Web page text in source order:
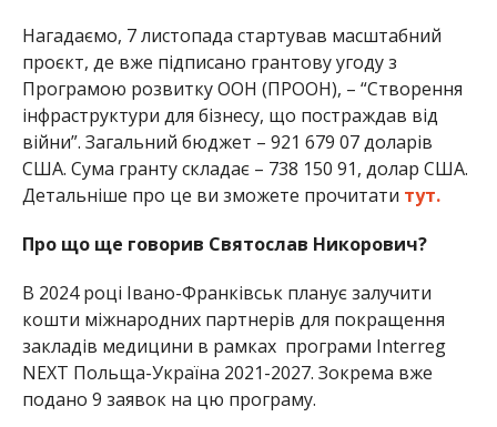
Нагадаємо, 7 листопада стартував масштабний
проєкт, де вже підписано грантову угоду з
Програмою розвитку ООН (ПРООН), – “Створення
інфраструктури для бізнесу, що постраждав від
війни”. Загальний бюджет – 921 679 07 доларів
США. Сума гранту складає – 738 150 91, долар США.
Детальніше про це ви зможете прочитати тут.
Про що ще говорив Святослав Никорович?
В 2024 році Івано-Франківськ планує залучити
кошти міжнародних партнерів для покращення
закладів медицини в рамках програми Interreg
NEXT Польща-Україна 2021-2027. Зокрема вже
подано 9 заявок на цю програму.